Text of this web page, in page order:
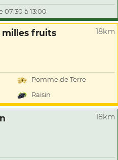
07:30 à 13:00
milles fruits 18km
Pomme de Terre
Raisin
18km